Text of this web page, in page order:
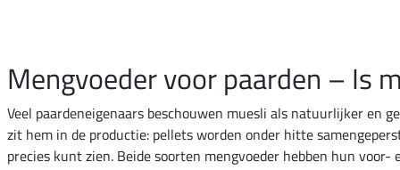
Mengvoeder voor paarden – Is
Veel paardeneigenaars beschouwen muesli als natuurlijker en
zit hem in de productie: pellets worden onder hitte
precies kunt zien. Beide soorten mengvoeder hebben hun voor-